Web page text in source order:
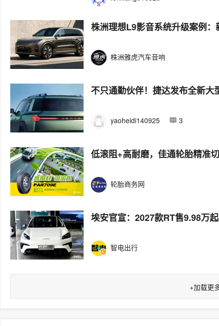
株洲理想L9影音系统升级案例
株洲雅虎汽车音响
不只通勤伙伴！捷达发布全新大
yaoheidi140925 3
低滚阻+高耐磨，佳通轮胎精准
轮胎商务网
埃安官宣：2027款RT售9.98万
智电出行
+加载更